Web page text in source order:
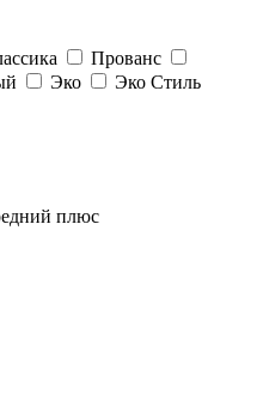
Прованс
Эко
Эко Стиль
плюс